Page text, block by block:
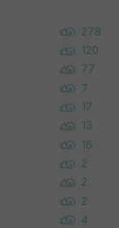
278
120
77
7
17
13
16
2
2
2
4